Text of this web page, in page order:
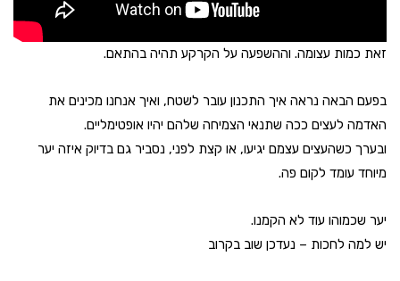
זאת כמות עצומה. וההשפעה על הקרקע תהיה בהתאם.
בפעם הבאה נראה איך התכנון עובר לשטח, ואיך אנחנו מכינים את
האדמה לעצים ככה שתנאי הצמיחה שלהם יהיו אופטימליים.
ובערך כשהעצים עצמם יגיעו, או קצת לפני, נסביר גם בדיוק איזה יער
מיוחד עומד לקום פה.
יער שכמוהו עוד לא הקמנו.
יש למה לחכות – נעדכן שוב בקרוב